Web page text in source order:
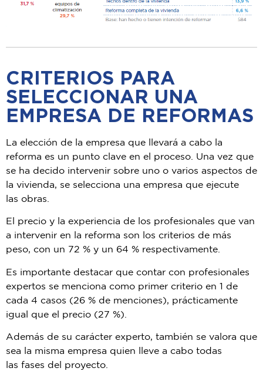
CRITERIOS PARA
SELECCIONAR UNA
EMPRESA DE REFORMAS
La elección de la empresa que llevará a cabo la
reforma es un punto clave en el proceso. Una vez que
se ha decido intervenir sobre uno o varios aspectos de
la vivienda, se selecciona una empresa que ejecute
las obras.
El precio y la experiencia de los profesionales que van
a intervenir en la reforma son los criterios de más
peso, con un 72 % y un 64 % respectivamente.
Es importante destacar que contar con profesionales
expertos se menciona como primer criterio en 1 de
cada 4 casos (26 % de menciones), prácticamente
igual que el precio (27 %).
Además de su carácter experto, también se valora que
sea
la misma empresa quien lleve a cabo todas
las fases del proyecto.